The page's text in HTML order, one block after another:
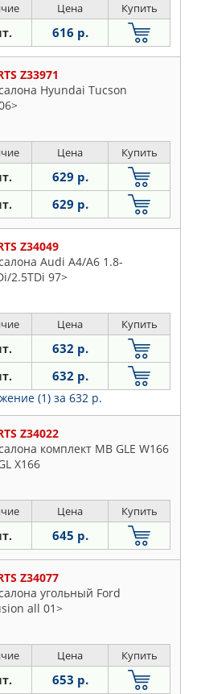
Цена Купить
616 р.
Z33971
Hyundai Tucson
Цена Купить
629 р.
629 р.
Z34049
Audi A4/A6 1.8-
2.5TDi 97>
Цена Купить
632 р.
632 р.
(1) за 632 р.
Z34022
комплект MB GLE W166
X166
Цена Купить
645 р.
Z34077
угольный Ford
all 01>
Цена Купить
653 р.